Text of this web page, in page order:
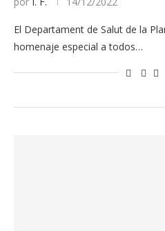
El Departament de Salut de la
homenaje especial a todos…